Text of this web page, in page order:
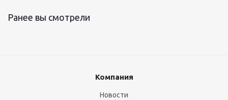
Ранее вы смотрели
Компания
Новости